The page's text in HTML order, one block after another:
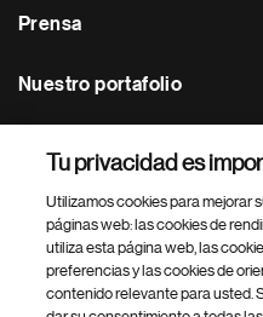
Prensa
Nuestro portafolio
Footer Site Search
Tu privacidad es
Utilizamos cookies para mejorar
páginas web: las cookies de
utiliza esta página web, las
preferencias y las cookies de
contenido relevante para usted.